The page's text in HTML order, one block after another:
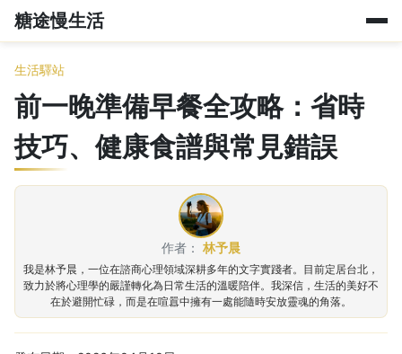
糖途慢生活
生活驛站
前一晚準備早餐全攻略：省時
技巧、健康食譜與常見錯誤
作者： 林予晨
我是林予晨，一位在諮商心理領域深耕多年的文字實踐者。目前定居台北，
致力於將心理學的嚴謹轉化為日常生活的溫暖陪伴。我深信，生活的美好不
在於避開忙碌，而是在喧囂中擁有一處能隨時安放靈魂的角落。